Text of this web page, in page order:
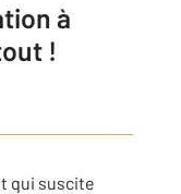
à
!
qui suscite